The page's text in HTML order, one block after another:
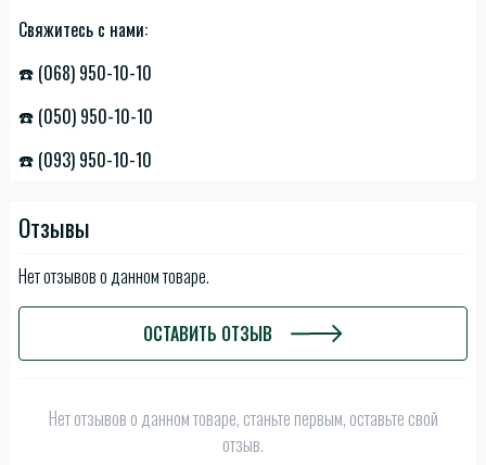
Свяжитесь с нами:
☎️ (068) 950-10-10
☎️ (050) 950-10-10
☎️ (093) 950-10-10
Отзывы
Нет отзывов о данном товаре.
ОСТАВИТЬ ОТЗЫВ
Нет отзывов о данном товаре, станьте первым, оставьте свой
отзыв.